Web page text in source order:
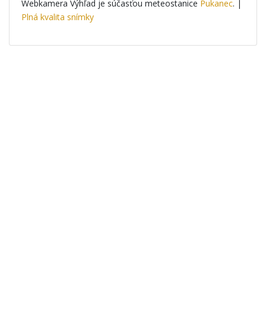
Webkamera Výhľad je súčasťou meteostanice Pukanec. |
Plná kvalita snímky